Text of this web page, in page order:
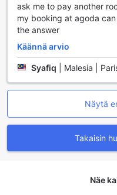
ask me to pay another
my booking at agoda
the answer
Käännä arvio
Syafiq Malesia |
Näytä
Takaisin
Näe